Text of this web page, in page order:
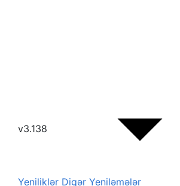
v3.138
Yeniliklər Digər Yeniləmələr